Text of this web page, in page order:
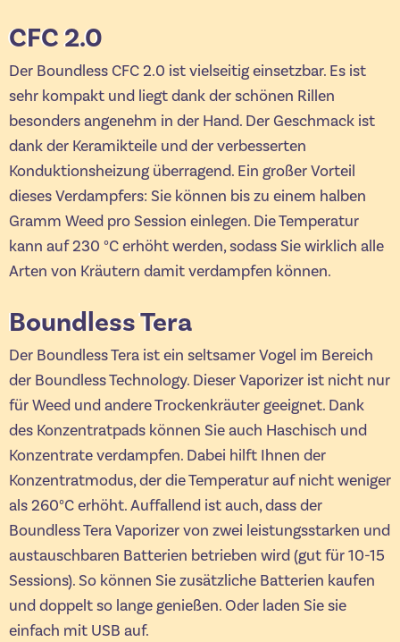
CFC 2.0
Der Boundless CFC 2.0 ist vielseitig einsetzbar. Es ist
sehr kompakt und liegt dank der schönen Rillen
besonders angenehm in der Hand. Der Geschmack ist
dank der Keramikteile und der verbesserten
Konduktionsheizung überragend. Ein großer Vorteil
dieses Verdampfers: Sie können bis zu einem halben
Gramm Weed pro Session einlegen. Die Temperatur
kann auf 230 °C erhöht werden, sodass Sie wirklich alle
Arten von Kräutern damit verdampfen können.
Boundless Tera
Der Boundless Tera ist ein seltsamer Vogel im Bereich
der Boundless Technology. Dieser Vaporizer ist nicht nur
für Weed und andere Trockenkräuter geeignet. Dank
des Konzentratpads können Sie auch Haschisch und
Konzentrate verdampfen. Dabei hilft Ihnen der
Konzentratmodus, der die Temperatur auf nicht weniger
als 260°C erhöht. Auffallend ist auch, dass der
Boundless Tera Vaporizer von zwei leistungsstarken und
austauschbaren Batterien betrieben wird (gut für 10-15
Sessions). So können Sie zusätzliche Batterien kaufen
und doppelt so lange genießen. Oder laden Sie sie
einfach mit USB auf.